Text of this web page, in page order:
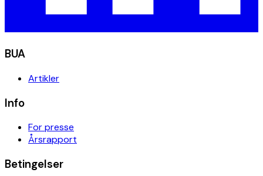
BUA
Artikler
Info
For presse
Årsrapport
Betingelser